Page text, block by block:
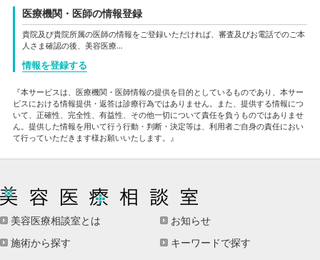
医療機関・医師の情報登録
貴院及び貴院所属の医師の情報をご登録いただければ、審査及びお電話でのご本
人さま確認の後、美容医療…
情報を登録する
『本サービスは、医療機関・医師情報の提供を目的としているものであり、本サー
ビスにおける情報提供・返答は診療行為ではありません。また、提供する情報につ
いて、正確性、完全性、有益性、その他一切について責任を負うものではありませ
ん。提供した情報を用いて行う行動・判断・決定等は、利用者ご自身の責任におい
て行っていただきます様お願いいたします。』
美容医療相談室とは
お知らせ
施術から探す
キーワードで探す